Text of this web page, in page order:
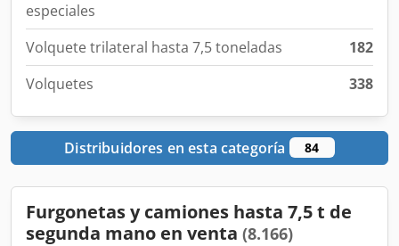
especiales
Volquete trilateral hasta 7,5 toneladas
182
Volquetes
338
Distribuidores en esta categoría 84
Furgonetas y camiones hasta 7,5 t de
segunda mano en venta (8.166)